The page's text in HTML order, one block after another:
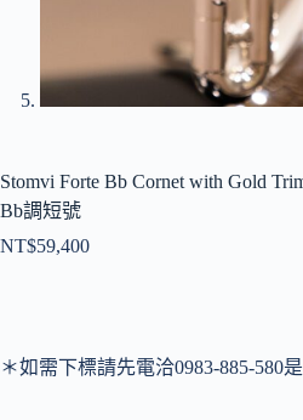
Stomvi Forte Bb Cornet with Gold
Bb調短號
NT$59,400
＊如需下標請先電洽0983-885-580